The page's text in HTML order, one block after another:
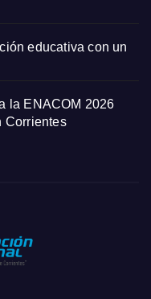
educativa con un
la ENACOM 2026
Corrientes